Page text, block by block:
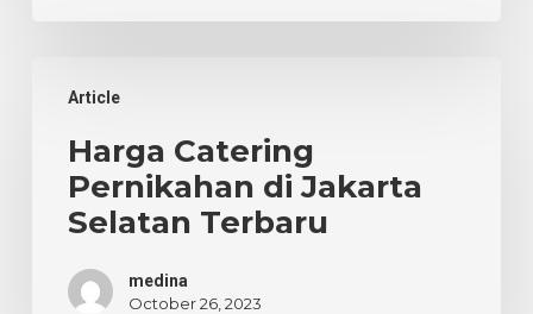
Article
Catering
Jakarta
Selatan
Harga Catering
Pernikahan di Jakarta
Selatan Terbaru
medina
October 26, 2023